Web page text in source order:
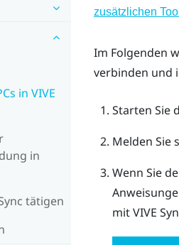
in VIVE
in
tätigen
zusätzlichen
Im Folgenden
verbinden und
Starten Sie
Melden Sie
Wenn Sie
mitVIVE